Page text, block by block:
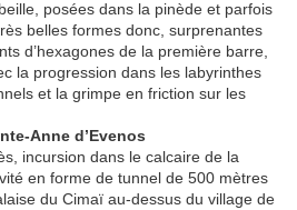
posées dans la pinède et parfois
belles formes donc, surprenantes
d’hexagones de la première barre,
la progression dans les labyrinthes
et la grimpe en friction sur les
Anne d’Evenos
incursion dans le calcaire de la
en forme de tunnel de 500 mètres
du Cimaï au-dessus du village de